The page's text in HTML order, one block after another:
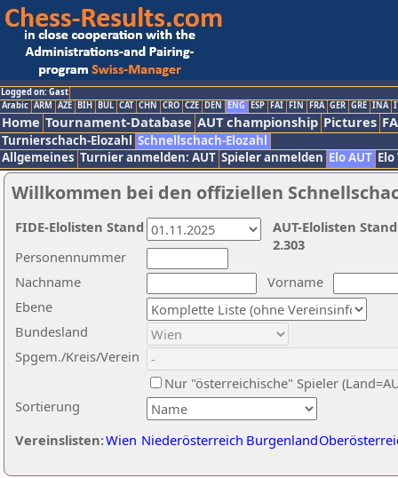
Logged on: Gast
Arabic ARM AZE BIH BUL CAT CHN CRO CZE DEN ENG ESP FAI FIN FRA GER GRE INA
Home Tournament-Database AUT championship Pictures
Turnierschach-Elozahl Schnellschach-Elozahl
Allgemeines Turnier anmelden: AUT Spieler anmelden Elo AUT
Willkommen bei den offiziellen
Nachname
Vorname
Ebene
Sortierung
Personennummer
Bundesland
Spgem./Kreis/Verein
Nur "österreichische" Spieler
Vereinslisten:Wien Niederösterreich Burgenland
AUT-Elolisten
2.303
FIDE-Elolisten Stand